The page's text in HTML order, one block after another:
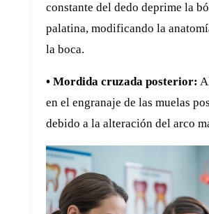
constante del dedo deprime la
palatina, modificando la
la boca.
• Mordida cruzada posterior:
en el engranaje de las muelas
debido a la alteración del arco